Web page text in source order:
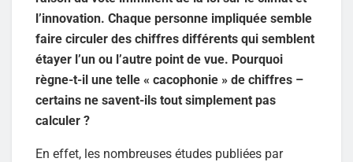
l’innovation. Chaque personne impliquée semble
faire circuler des chiffres différents qui semblent
étayer l’un ou l’autre point de vue. Pourquoi
règne-t-il une telle « cacophonie » de chiffres –
certains ne savent-ils tout simplement pas
calculer ?
En effet, les nombreuses études publiées par